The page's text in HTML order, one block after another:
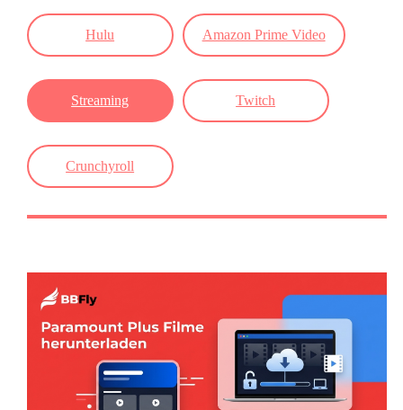
Hulu Amazon Prime Video
Streaming Twitch
Crunchyroll